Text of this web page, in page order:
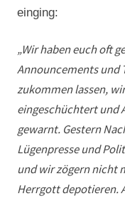
einging:
„Wir haben euch oft
Announcements und
zukommen lassen,
eingeschüchtert und
gewarnt. Gestern
Lügenpresse und
und wir zögern nicht
Herrgott depotieren.